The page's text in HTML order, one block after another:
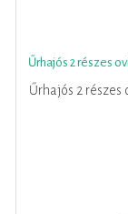
Űrhajós 2 részes
Űrhajós 2